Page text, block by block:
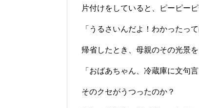
片付けをしていると、ピーピーピ
「うるさいんだよ！わかったっ
帰省したとき、母親のその光景
「おばあちゃん、冷蔵庫に文句
そのクセがうつったのか？